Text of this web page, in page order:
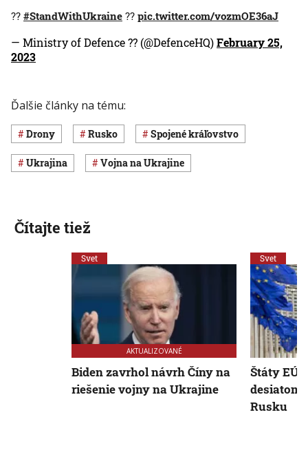
?? #StandWithUkraine ?? pic.twitter.com/vozmOE36aJ
— Ministry of Defence ?? (@DefenceHQ)February 25,
2023
Ďalšie články na tému:
drony Rusko Spojené kráľovstvo
Ukrajina vojna na Ukrajine
Čítajte tiež
Svet
AKTUALIZOVANÉ
Biden zavrhol návrh Číny na
riešenie vojny na Ukrajine
Svet
Štáty EÚ
desiatom
Rusku